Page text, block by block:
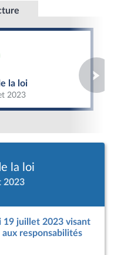
la loi
2023
la loi
la loi
2023
19 juillet 2023 visant
aux responsabilités